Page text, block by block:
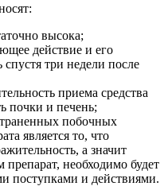
высока;
действие и его
три недели после
приема средства
почки и печень;
побочных
является то, что
а значит
необходимо будет
поступками и действиями.